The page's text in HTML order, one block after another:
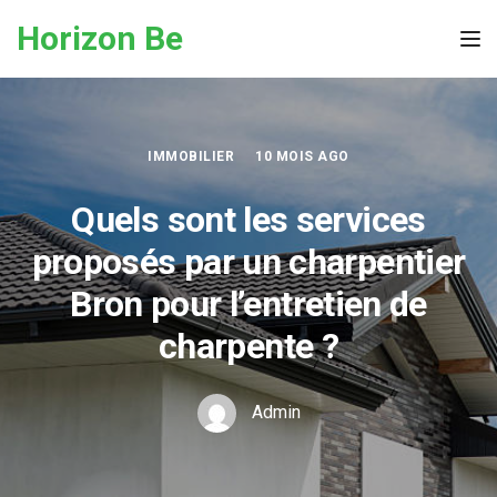
Horizon Be
IMMOBILIER 10 MOIS AGO
Quels sont les services
proposés par un charpentier
Bron pour l’entretien de
charpente ?
Admin